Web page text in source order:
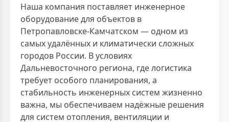
Наша компания поставляет инженерное
оборудование для объектов в
Петропавловске-Камчатском — одном из
самых удалённых и климатически сложных
городов России. В условиях
Дальневосточного региона, где логистика
требует особого планирования, а
стабильность инженерных систем жизненно
важна, мы обеспечиваем надёжные решения
для систем отопления, вентиляции и